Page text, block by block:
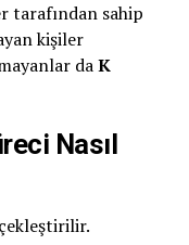
tarafından sahip
kişiler
daK
Nasıl